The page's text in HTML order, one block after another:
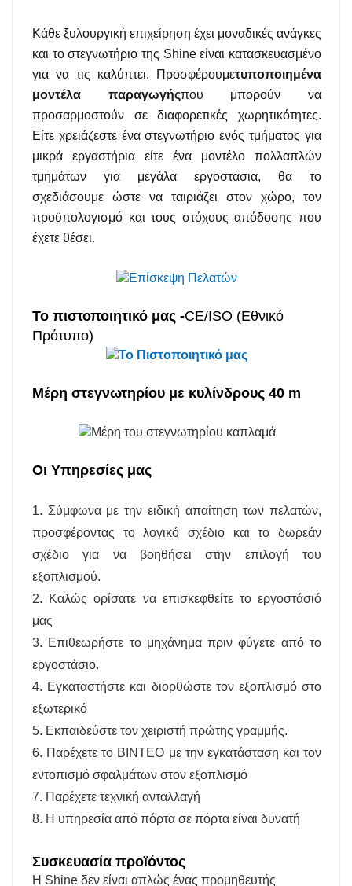
Κάθε ξυλουργική επιχείρηση έχει μοναδικές ανάγκες
και το στεγνωτήριο της Shine είναι κατασκευασμένο
για να τις καλύπτει. Προσφέρουμετυποποιημένα
μοντέλα παραγωγήςπου μπορούν να
προσαρμοστούν σε διαφορετικές χωρητικότητες.
Είτε χρειάζεστε ένα στεγνωτήριο ενός τμήματος για
μικρά εργαστήρια είτε ένα μοντέλο πολλαπλών
τμημάτων για μεγάλα εργοστάσια, θα το
σχεδιάσουμε ώστε να ταιριάζει στον χώρο, τον
προϋπολογισμό και τους στόχους απόδοσης που
έχετε θέσει.
Το πιστοποιητικό μας -CE/ISO (Εθνικό
Πρότυπο)
Μέρη στεγνωτηρίου με κυλίνδρους 40 m
Οι Υπηρεσίες μας
1. Σύμφωνα με την ειδική απαίτηση των πελατών,
προσφέροντας το λογικό σχέδιο και το δωρεάν
σχέδιο για να βοηθήσει στην επιλογή του
εξοπλισμού.
2. Καλώς ορίσατε να επισκεφθείτε το εργοστάσιό
μας
3. Επιθεωρήστε το μηχάνημα πριν φύγετε από το
εργοστάσιο.
4. Εγκαταστήστε και διορθώστε τον εξοπλισμό στο
εξωτερικό
5. Εκπαιδεύστε τον χειριστή πρώτης γραμμής.
6. Παρέχετε το ΒΙΝΤΕΟ με την εγκατάσταση και τον
εντοπισμό σφαλμάτων στον εξοπλισμό
7. Παρέχετε τεχνική ανταλλαγή
8. Η υπηρεσία από πόρτα σε πόρτα είναι δυνατή
Συσκευασία προϊόντος
Η Shine δεν είναι απλώς ένας προμηθευτής